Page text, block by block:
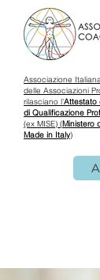
Associazione
delle Associazioni
rilasciano l'Attestato
di Qualificazione
(ex MISE) (Ministero
Made in Italy)